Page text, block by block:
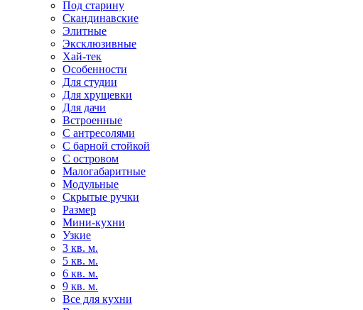
Под старину
Скандинавские
Элитные
Эксклюзивные
Хай-тек
Особенности
Для студии
Для хрущевки
Для дачи
Встроенные
С антресолями
С барной стойкой
С островом
Малогабаритные
Модульные
Скрытые ручки
Размер
Мини-кухни
Узкие
3 кв. м.
5 кв. м.
6 кв. м.
9 кв. м.
Все для кухни